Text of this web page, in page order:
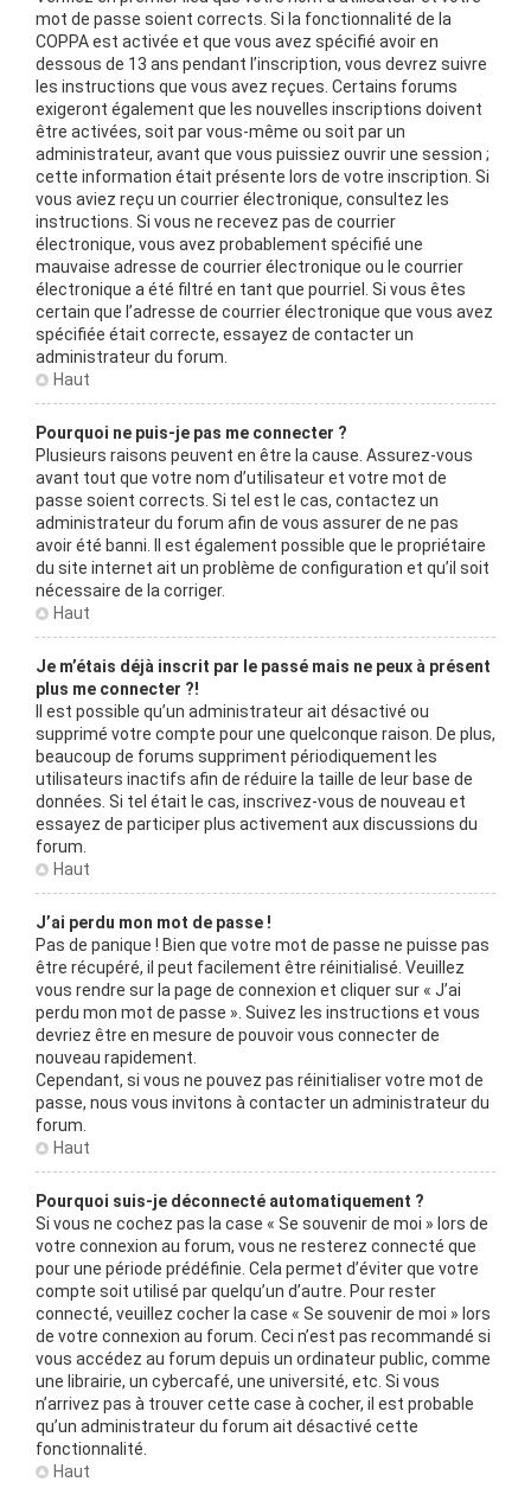
mot de passe soient corrects. Si la fonctionnalité de la
COPPA est activée et que vous avez spécifié avoir en
dessous de 13 ans pendant l’inscription, vous devrez suivre
les instructions que vous avez reçues. Certains forums
exigeront également que les nouvelles inscriptions doivent
être activées, soit par vous-même ou soit par un
administrateur, avant que vous puissiez ouvrir une session ;
cette information était présente lors de votre inscription. Si
vous aviez reçu un courrier électronique, consultez les
instructions. Si vous ne recevez pas de courrier
électronique, vous avez probablement spécifié une
mauvaise adresse de courrier électronique ou le courrier
électronique a été filtré en tant que pourriel. Si vous êtes
certain que l’adresse de courrier électronique que vous avez
spécifiée était correcte, essayez de contacter un
administrateur du forum.
Haut
Pourquoi ne puis-je pas me connecter ?
Plusieurs raisons peuvent en être la cause. Assurez-vous
avant tout que votre nom d’utilisateur et votre mot de
passe soient corrects. Si tel est le cas, contactez un
administrateur du forum afin de vous assurer de ne pas
avoir été banni. Il est également possible que le propriétaire
du site internet ait un problème de configuration et qu’il soit
nécessaire de la corriger.
Haut
Je m’étais déjà inscrit par le passé mais ne peux à présent
plus me connecter ?!
Il est possible qu’un administrateur ait désactivé ou
supprimé votre compte pour une quelconque raison. De plus,
beaucoup de forums suppriment périodiquement les
utilisateurs inactifs afin de réduire la taille de leur base de
données. Si tel était le cas, inscrivez-vous de nouveau et
essayez de participer plus activement aux discussions du
forum.
Haut
J’ai perdu mon mot de passe !
Pas de panique ! Bien que votre mot de passe ne puisse pas
être récupéré, il peut facilement être réinitialisé. Veuillez
vous rendre sur la page de connexion et cliquer sur « J’ai
perdu mon mot de passe ». Suivez les instructions et vous
devriez être en mesure de pouvoir vous connecter de
nouveau rapidement.
Cependant, si vous ne pouvez pas réinitialiser votre mot de
passe, nous vous invitons à contacter un administrateur du
forum.
Haut
Pourquoi suis-je déconnecté automatiquement ?
Si vous ne cochez pas la case « Se souvenir de moi » lors de
votre connexion au forum, vous ne resterez connecté que
pour une période prédéfinie. Cela permet d’éviter que votre
compte soit utilisé par quelqu’un d’autre. Pour rester
connecté, veuillez cocher la case « Se souvenir de moi » lors
de votre connexion au forum. Ceci n’est pas recommandé si
vous accédez au forum depuis un ordinateur public, comme
une librairie, un cybercafé, une université, etc. Si vous
n’arrivez pas à trouver cette case à cocher, il est probable
qu’un administrateur du forum ait désactivé cette
fonctionnalité.
Haut